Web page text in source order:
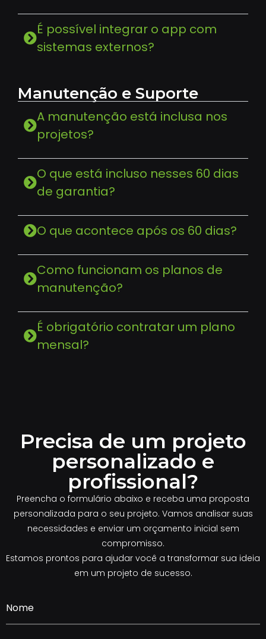
É possível integrar o app com
sistemas externos?
Manutenção e Suporte
A manutenção está inclusa nos
projetos?
O que está incluso nesses 60 dias
de garantia?
O que acontece após os 60 dias?
Como funcionam os planos de
manutenção?
É obrigatório contratar um plano
mensal?
Precisa de um projeto
personalizado e
profissional?
Preencha o formulário abaixo e receba uma proposta
personalizada para o seu projeto. Vamos analisar suas
necessidades e enviar um orçamento inicial sem
compromisso.
Estamos prontos para ajudar você a transformar sua ideia
em um projeto de sucesso.
Nome